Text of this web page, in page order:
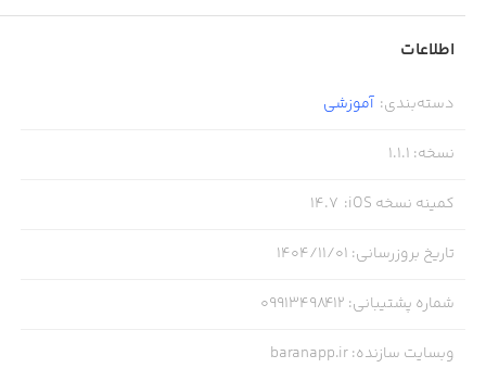
اطلاعات
دسته‌بندی: آموزشی
نسخه:
1.1.1
کمینه نسخه iOS :
14.7
تاریخ بروزرسانی: ۱۴۰۴/۱۱/۰۱
شماره پشتیبانی:
09913498412
وبسایت سازنده:
baranapp.ir